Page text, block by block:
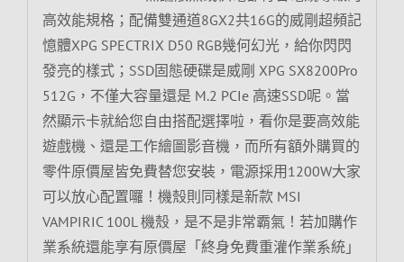
高效能規格；配備雙通道8GX2共16G的威剛超頻記
憶體XPG SPECTRIX D50 RGB幾何幻光，給你閃閃
發亮的樣式；SSD固態硬碟是威剛 XPG SX8200Pro
512G，不僅大容量還是 M.2 PCIe 高速SSD呢。當
然顯示卡就給您自由搭配選擇啦，看你是要高效能
遊戲機、還是工作繪圖影音機，而所有額外購買的
零件原價屋皆免費替您安裝，電源採用1200W大家
可以放心配置囉！機殼則同樣是新款 MSI
VAMPIRIC 100L 機殼，是不是非常霸氣！若加購作
業系統還能享有原價屋「終身免費重灌作業系統」